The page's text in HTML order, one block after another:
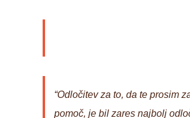
“Odločitev za to, da te prosim
pomoč, je bil zares najbolj